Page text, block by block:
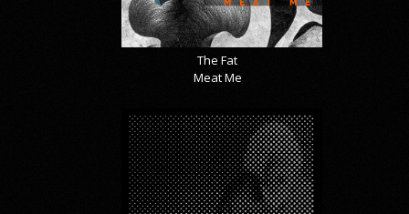
The Fat
Meat Me